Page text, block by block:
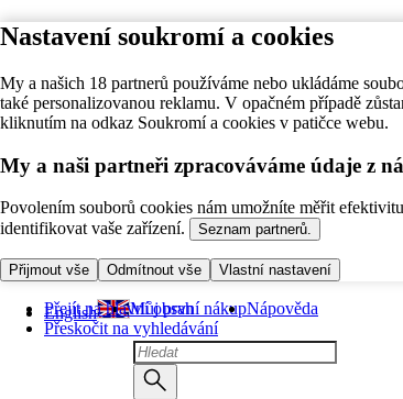
Nastavení soukromí a cookies
My a našich 18 partnerů používáme nebo ukládáme
také personalizovanou reklamu. V opačném případě
kliknutím na odkaz Soukromí a cookies v patičce webu.
My a naši partneři zpracováváme údaje z
Povolením souborů cookies nám umožníte měřit
identifikovat vaše zařízení.
Seznam partnerů.
Přijmout vše Odmítnout vše Vlastní nastavení
Přejít na hlavní obsah
Přeskočit na vyhledávání
English Můj první nákupNápověda